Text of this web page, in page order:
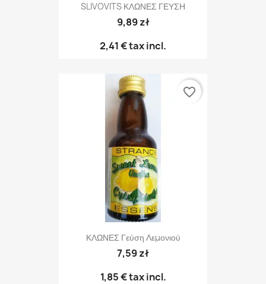
SLIVOVITS ΚΛΩΝΕΣ ΓΕΥΣΗ
9,89 zł
2,41 €tax incl.
ΚΛΩΝΕΣ Γεύση Λεμονιού
7,59 zł
1,85 €tax incl.
favorite_border